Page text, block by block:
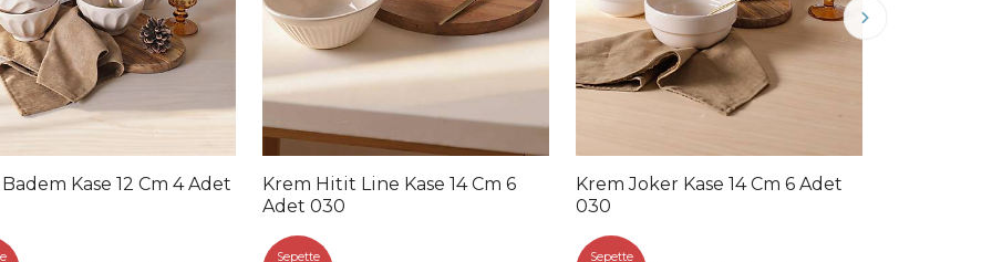
Kase 12 Cm 4 Adet
Krem Hitit Line Kase 14 Cm 6
Adet 030
Sepette
Krem Joker Kase 14 Cm 6 Adet
030
Sepette